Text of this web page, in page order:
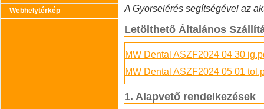
Webhelytérkép
A Gyorselérés segítségével az
Letölthető Általános
MW Dental ASZF2024 04 30
MW Dental ASZF2024 05 01
1. Alapvető rendelkezések